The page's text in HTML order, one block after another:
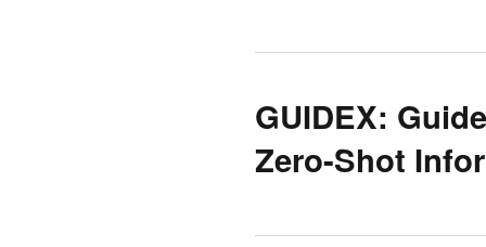
GUIDEX:
Zero-Shot